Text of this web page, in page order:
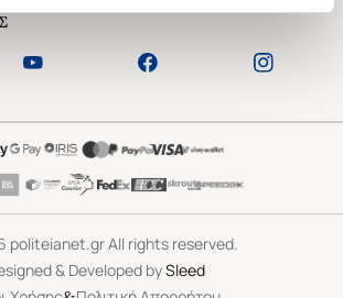
politeianet.gr All rights reserved.
& Developed bySleed